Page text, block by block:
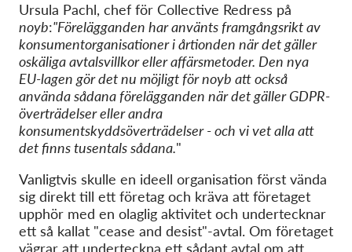
Ursula Pachl, chef för Collective Redress på
noyb:"Förelägganden har använts framgångsrikt av
konsumentorganisationer i årtionden när det gäller
oskäliga avtalsvillkor eller affärsmetoder. Den nya
EU-lagen gör det nu möjligt för noyb att också
använda sådana förelägganden när det gäller GDPR-
överträdelser eller andra
konsumentskyddsöverträdelser - och vi vet alla att
det finns tusentals sådana."
Vanligtvis skulle en ideell organisation först vända
sig direkt till ett företag och kräva att företaget
upphör med en olaglig aktivitet och undertecknar
ett så kallat "cease and desist"-avtal. Om företaget
vägrar att underteckna ett sådant avtal om att